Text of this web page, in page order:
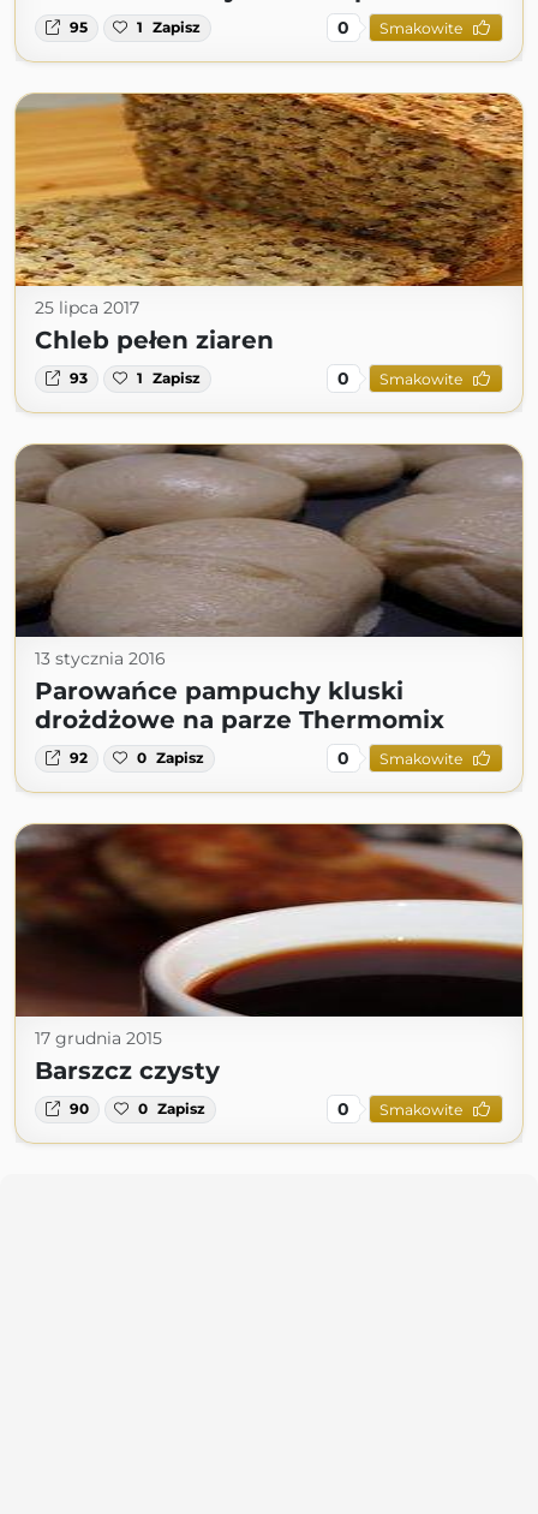
95 1 Zapisz 0 Smakowite
25 lipca 2017
Chleb pełen ziaren
93 1 Zapisz 0 Smakowite
13 stycznia 2016
Parowańce pampuchy kluski
drożdżowe na parze Thermomix
92 0 Zapisz 0 Smakowite
17 grudnia 2015
Barszcz czysty
90 0 Zapisz 0 Smakowite